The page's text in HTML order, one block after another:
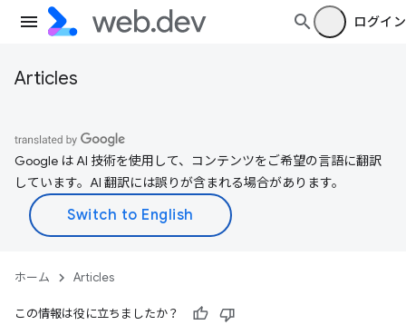
ログイン
Articles
Google は AI 技術を使用して、コンテンツをご希望の言語に翻訳
しています。AI 翻訳には誤りが含まれる場合があります。
ホーム Articles
この情報は役に立ちましたか？